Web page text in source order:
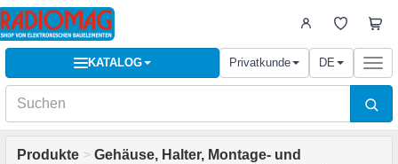
KATALOG Privatkunde DE
Produkte > Gehäuse, Halter, Montage- und